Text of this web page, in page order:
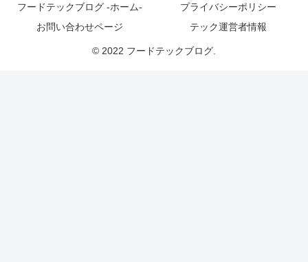
フードテックブログ -ホーム-
プライバシーポリシー
お問い合わせページ
テック運営者情報
© 2022 フードテックブログ.